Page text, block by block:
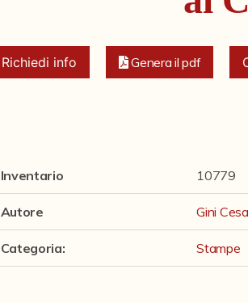
Richiedi info Genera il pdf
Inventario 10779
Autore Gini
Categoria: Stampe